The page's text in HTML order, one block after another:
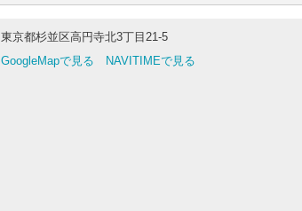
東京都杉並区高円寺北3丁目21-5
GoogleMapで見る
NAVITIMEで見る